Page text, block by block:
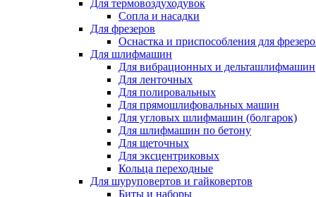
Для термовоздуходувок
Сопла и насадки
Для фрезеров
Оснастка и приспособления для
Для шлифмашин
Для вибрационных и дельташлифмашин
Для ленточных
Для полировальных
Для прямошлифовальных машин
Для угловых шлифмашин (болгарок)
Для шлифмашин по бетону
Для щеточных
Для эксцентриковых
Кольца переходные
Для шуруповертов и гайковертов
Биты и наборы